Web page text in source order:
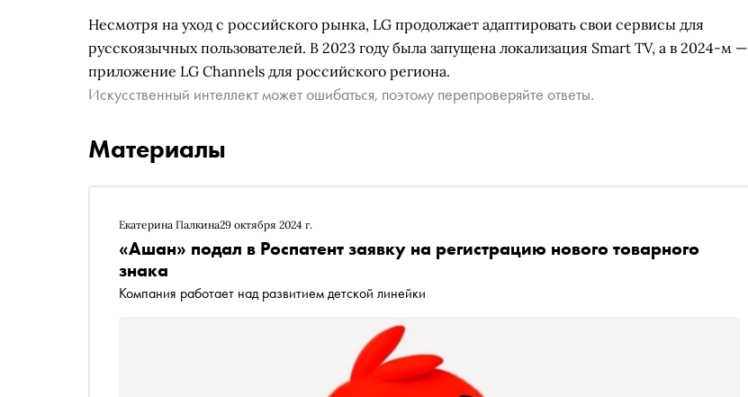
Несмотря на уход с российского рынка, LG продолжает адаптировать свои сервисы для
русскоязычных пользователей. В 2023 году была запущена локализация Smart TV, а в 2024-м —
приложение LG Channels для российского региона.
Искусственный интеллект может ошибаться, поэтому перепроверяйте ответы.
Материалы
Екатерина Палкина29 октября 2024 г.
«Ашан» подал в Роспатент заявку на регистрацию нового товарного
знака
Компания работает над развитием детской линейки